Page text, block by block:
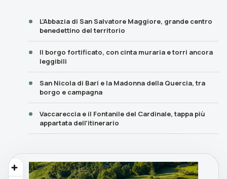
L’Abbazia di San Salvatore Maggiore, grande centro
benedettino del territorio
Il borgo fortificato, con cinta muraria e torri ancora
leggibili
San Nicola di Bari e la Madonna della Quercia, tra
borgo e campagna
Vaccareccia e il Fontanile del Cardinale, tappa più
appartata dell’itinerario